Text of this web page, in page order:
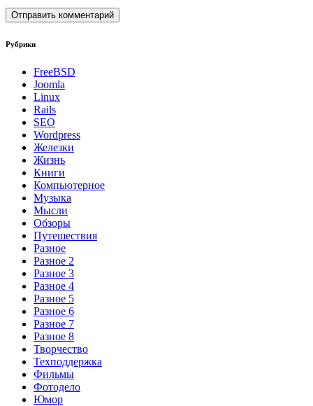
Рубрики
FreeBSD
Joomla
Linux
Rails
SEO
Wordpress
Железки
Жизнь
Книги
Компьютерное
Музыка
Мысли
Обзоры
Путешествия
Разное
Разное 2
Разное 3
Разное 4
Разное 5
Разное 6
Разное 7
Разное 8
Творчество
Техподдержка
Фильмы
Фотодело
Юмор